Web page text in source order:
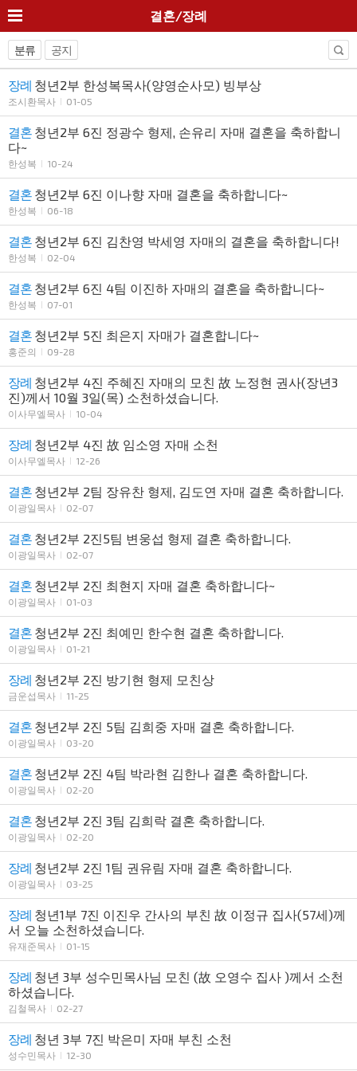
결혼/장례
분류 공지
장례 청년2부 한성복목사(양영순사모) 빙부상
조시환목사 01-05
결혼 청년2부 6진 정광수 형제, 손유리 자매 결혼을 축하합니
다~
한성복 10-24
결혼 청년2부 6진 이나향 자매 결혼을 축하합니다~
한성복 06-18
결혼 청년2부 6진 김찬영 박세영 자매의 결혼을 축하합니다!
한성복 02-04
결혼 청년2부 6진 4팀 이진하 자매의 결혼을 축하합니다~
한성복 07-01
결혼 청년2부 5진 최은지 자매가 결혼합니다~
홍준의 09-28
장례 청년2부 4진 주혜진 자매의 모친 故 노정현 권사(장년3
진)께서 10월 3일(목) 소천하셨습니다.
이사무엘목사 10-04
장례 청년2부 4진 故 임소영 자매 소천
이사무엘목사 12-26
결혼 청년2부 2팀 장유찬 형제, 김도연 자매 결혼 축하합니다.
이광일목사 02-07
결혼 청년2부 2진5팀 변웅섭 형제 결혼 축하합니다.
이광일목사 02-07
결혼 청년2부 2진 최현지 자매 결혼 축하합니다~
이광일목사 01-03
결혼 청년2부 2진 최예민 한수현 결혼 축하합니다.
이광일목사 01-21
장례 청년2부 2진 방기현 형제 모친상
금운섭목사 11-25
결혼 청년2부 2진 5팀 김희중 자매 결혼 축하합니다.
이광일목사 03-20
결혼 청년2부 2진 4팀 박라현 김한나 결혼 축하합니다.
이광일목사 02-20
결혼 청년2부 2진 3팀 김희락 결혼 축하합니다.
이광일목사 02-20
장례 청년2부 2진 1팀 권유림 자매 결혼 축하합니다.
이광일목사 03-25
장례 청년1부 7진 이진우 간사의 부친 故 이정규 집사(57세)께
서 오늘 소천하셨습니다.
유재준목사 01-15
장례 청년 3부 성수민목사님 모친 (故 오영수 집사 )께서 소천
하셨습니다.
김철목사 02-27
장례 청년 3부 7진 박은미 자매 부친 소천
성수민목사 12-30